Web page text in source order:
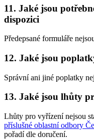
11. Jaké jsou
dispozici
Předepsané formuláře
12. Jaké jsou
Správní ani jiné poplatky
13. Jaké jsou lhůty
Lhůty pro vyřízení nejsou
příslušné oblastní odbory
pořadí dle doručení.